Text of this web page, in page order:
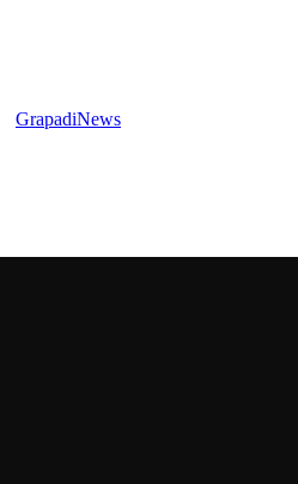
GrapadiNews